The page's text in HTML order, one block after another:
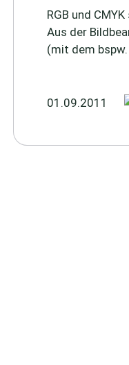
RGB und
Aus der
(mit dem
01.09.2011